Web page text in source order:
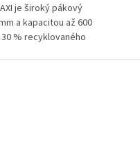
je široký pákový
a kapacitou až 600
% recyklovaného